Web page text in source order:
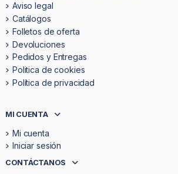
Aviso legal
Catálogos
Folletos de oferta
Devoluciones
Pedidos y Entregas
Politica de cookies
Política de privacidad
MI CUENTA
Mi cuenta
Iniciar sesión
CONTÁCTANOS